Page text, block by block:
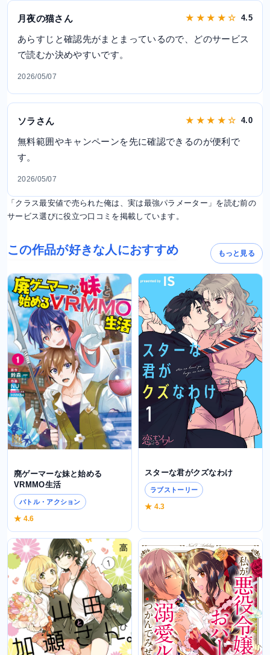
月夜の猫さん ★ ★ ★ ★ ☆ 4.5
あらすじと確認先がまとまっているので、どのサービス
で読むか決めやすいです。
2026/05/07
ソラさん ★ ★ ★ ★ ☆ 4.0
無料範囲やキャンペーンを先に確認できるのが便利で
す。
2026/05/07
「クラス最安値で売られた俺は、実は最強パラメーター」を読む前の
サービス選びに役立つ口コミを掲載しています。
この作品が好きな人におすすめ もっと見る
廃ゲーマーな妹と始める
VRMMO生活
バトル・アクション
★ 4.6
スターな君がクズなわけ
ラブストーリー
★ 4.3